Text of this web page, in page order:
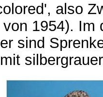
also
1954). Im
sind